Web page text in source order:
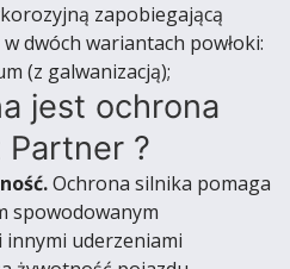
zapobiegającą
dwóch wariantach powłoki:
(z galwanizacją);
jest ochrona
?
Ochrona silnika pomaga
spowodowanym
innymi uderzeniami